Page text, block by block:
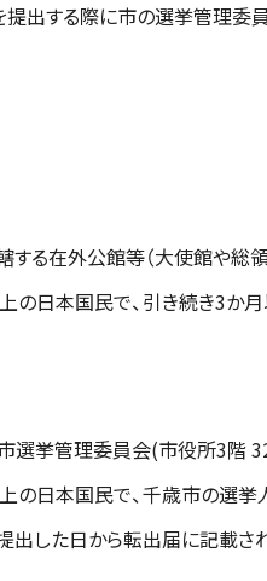
出する際に市の選挙管理委
る在外公館等（大使館や総領
の日本国民で、引き続き3か
選挙管理委員会(市役所3階
の日本国民で、千歳市の選
出した日から転出届に記載